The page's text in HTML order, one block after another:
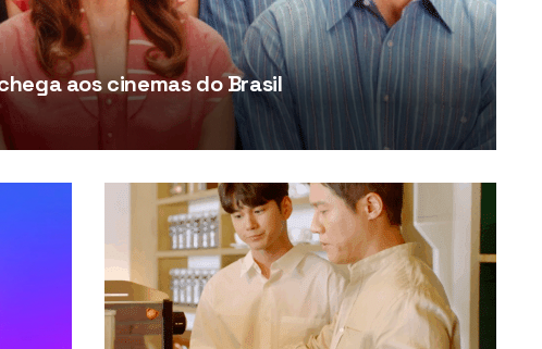
aos cinemas do Brasil